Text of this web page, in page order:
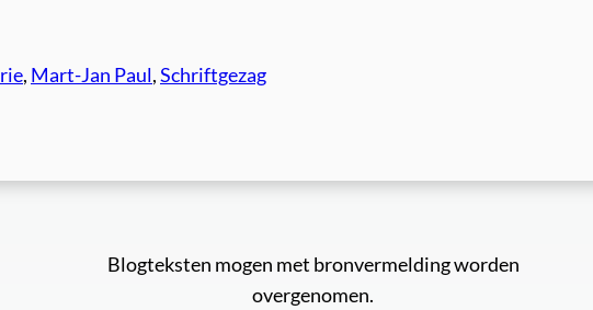
, Mart-Jan Paul, Schriftgezag
Blogteksten mogen met bronvermelding worden
overgenomen.